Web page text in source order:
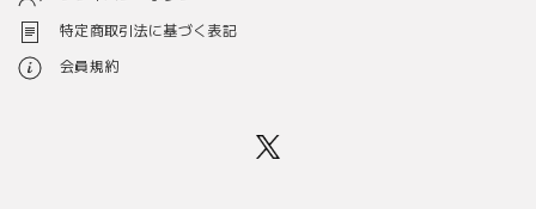
特定商取引法に基づく表記
会員規約